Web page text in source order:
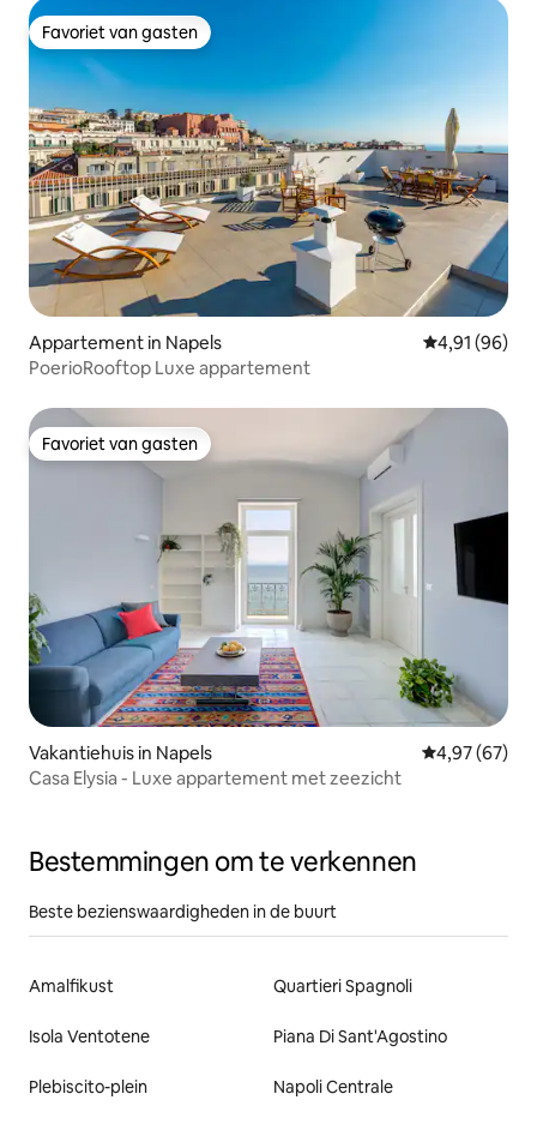
Favoriet van gasten
Favoriet van gasten
Appartement in Napels Gemiddelde
4,91 (96)
PoerioRooftop Luxe appartement
Favoriet van gasten
Favoriet van gasten
Vakantiehuis in Napels Gemiddelde
4,97 (67)
Casa Elysia - Luxe appartement met zeezicht
Bestemmingen om te verkennen
Beste bezienswaardigheden in de buurt
Amalfikust Quartieri Spagnoli
Isola Ventotene Piana Di Sant'Agostino
Plebiscito-plein Napoli Centrale